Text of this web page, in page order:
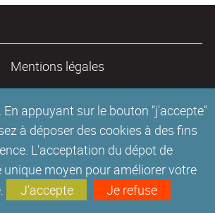
En appuyant sur le bouton "j'accepte"
à déposer des cookies à des fins
L'acceptation du dépot de
unique moyen pour améliorer votre
J'accepte Je refuse
Mentions légales